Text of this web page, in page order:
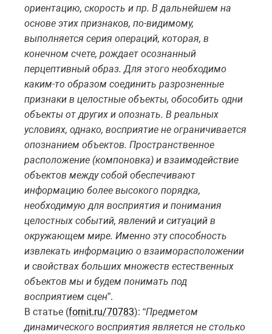
ориентацию, скорость и пр. В дальнейшем на
основе этих признаков, по-видимому,
выполняется серия операций, которая, в
конечном счете, рождает осознанный
перцептивный образ. Для этого необходимо
каким-то образом соединить разрозненные
признаки в целостные объекты, обособить одни
объекты от других и опознать. В реальных
условиях, однако, восприятие не ограничивается
опознанием объектов. Пространственное
расположение (компоновка) и взаимодействие
объектов между собой обеспечивают
информацию более высокого порядка,
необходимую для восприятия и понимания
целостных событий, явлений и ситуаций в
окружающем мире. Именно эту способность
извлекать информацию о взаиморасположении
и свойствах больших множеств естественных
объектов мы и будем понимать под
восприятием сцен”.
В статье (fornit.ru/70783): “Предметом
динамического восприятия является не столько